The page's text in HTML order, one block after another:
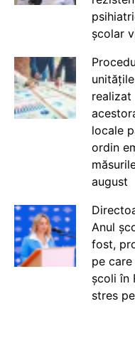
școlar
realizat
locale
ordin
august
Anul
fost,
pe
școli în
stres